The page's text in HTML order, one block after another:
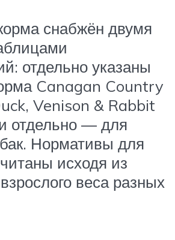
снабжён двумя
отдельно указаны
Canagan Country
Venison & Rabbit
отдельно — для
Нормативы для
исходя из
веса разных